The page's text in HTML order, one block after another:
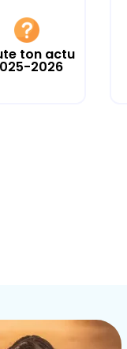
ton actu
2026